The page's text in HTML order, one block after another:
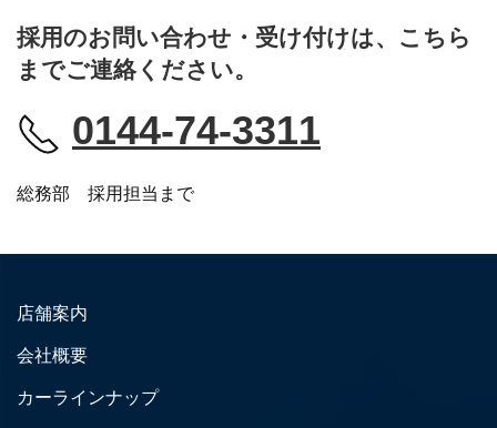
採用のお問い合わせ・受け付けは、こちら
までご連絡ください。
0144-74-3311
総務部 採用担当まで
店舗案内
会社概要
カーラインナップ